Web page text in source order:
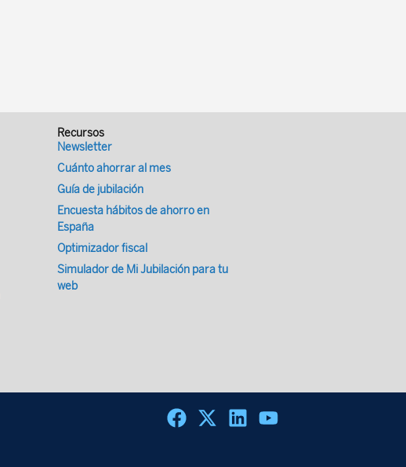
Recursos
Newsletter
Cuánto ahorrar al mes
Guía de jubilación
Encuesta hábitos de ahorro en
España
Optimizador fiscal
Simulador de Mi Jubilación para tu
web